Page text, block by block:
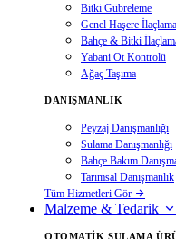
Bitki Gübreleme
Genel Haşere İlaçlama
Bahçe & Bitki
Yabani Ot Kontrolü
Ağaç Taşıma
DANIŞMANLIK
Peyzaj Danışmanlığı
Sulama Danışmanlığı
Bahçe Bakım
Tarımsal Danışmanlık
Tüm Hizmetleri Gör
Malzeme & Tedarik
OTOMATIK SULAMA